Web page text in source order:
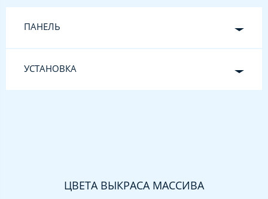
ПАНЕЛЬ
УСТАНОВКА
ЦВЕТА ВЫКРАСА МАССИВА